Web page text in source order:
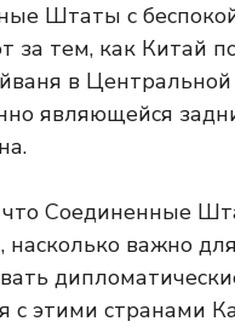
Штаты с
за тем, как Китай
в
являющейся
Соединенные
насколько важно
с этими странами